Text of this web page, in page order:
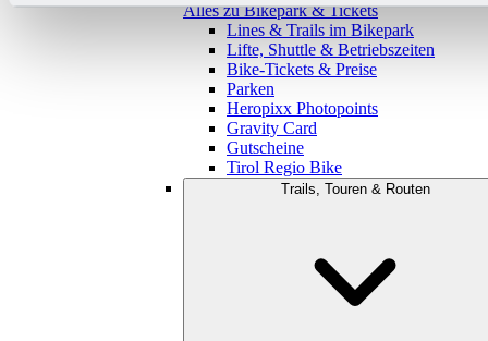
Alles zu Bikepark & Tickets
Lines & Trails im Bikepark
Lifte, Shuttle & Betriebszeiten
Bike-Tickets & Preise
Parken
Heropixx Photopoints
Gravity Card
Gutscheine
Tirol Regio Bike
Trails, Touren & Routen